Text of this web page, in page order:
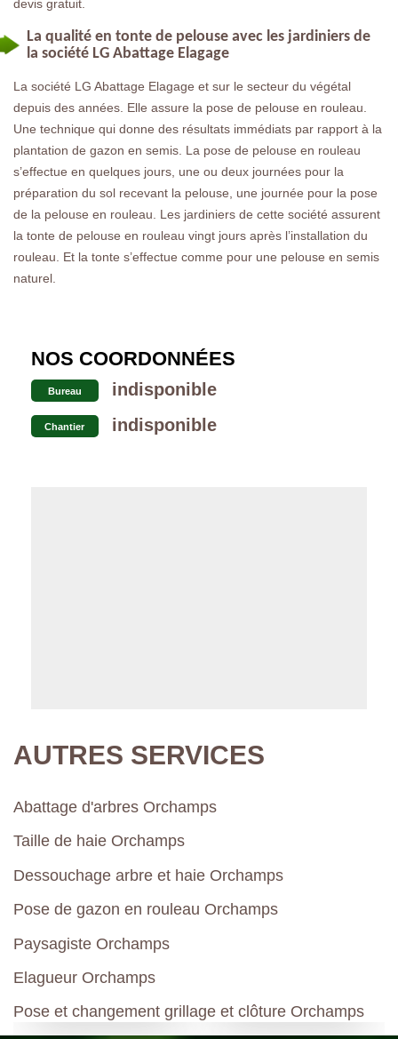
devis gratuit.
La qualité en tonte de pelouse avec les jardiniers de
la société LG Abattage Elagage
La société LG Abattage Elagage et sur le secteur du végétal
depuis des années. Elle assure la pose de pelouse en rouleau.
Une technique qui donne des résultats immédiats par rapport à la
plantation de gazon en semis. La pose de pelouse en rouleau
s’effectue en quelques jours, une ou deux journées pour la
préparation du sol recevant la pelouse, une journée pour la pose
de la pelouse en rouleau. Les jardiniers de cette société assurent
la tonte de pelouse en rouleau vingt jours après l’installation du
rouleau. Et la tonte s’effectue comme pour une pelouse en semis
naturel.
NOS COORDONNÉES
Bureau indisponible
Chantier indisponible
AUTRES SERVICES
Abattage d'arbres Orchamps
Taille de haie Orchamps
Dessouchage arbre et haie Orchamps
Pose de gazon en rouleau Orchamps
Paysagiste Orchamps
Elagueur Orchamps
Pose et changement grillage et clôture Orchamps